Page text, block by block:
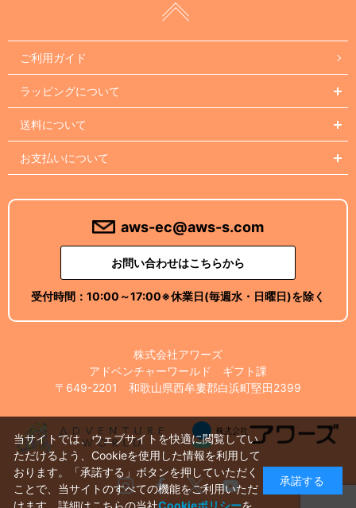
ご利用ガイド
ラッピングについて
送料について
お支払いについて
aws-ec@aws-s.com
お問い合わせはこちらから
受付時間： 10:00～17:00※休業日(毎週水・日曜日)を除く
株式会社アワーズ
アドベンチャーワールド ギフト課
〒649-2201 和歌山県西牟婁郡白浜町堅田2399
InstagramFacebook
X Youtube
当サイトでは、ウェブサイトを快適に閲覧してい
ただけるよう、Cookieを使用した情報を利用して
おります。「承諾する」ボタンを押していただく
ことで、当サイトのすべての機能をご利用いただ
承諾する